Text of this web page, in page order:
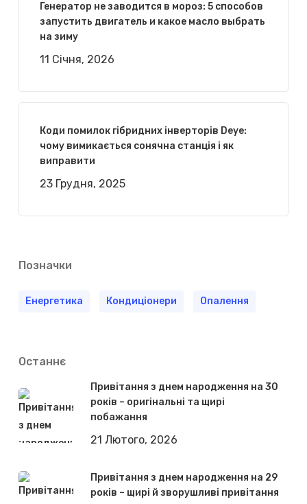
Генератор не заводится в мороз: 5 способов
запустить двигатель и какое масло выбрать
на зиму
11 Січня, 2026
Коди помилок гібридних інверторів Deye:
чому вимикається сонячна станція і як
виправити
23 Грудня, 2025
Позначки
Енергетика Кондиціонери Опалення
Останнє
Привітання з днем народження на 30
років – оригінальні та щирі
побажання
21 Лютого, 2026
Привітання з днем народження на 29
років – щирі й зворушливі привітання